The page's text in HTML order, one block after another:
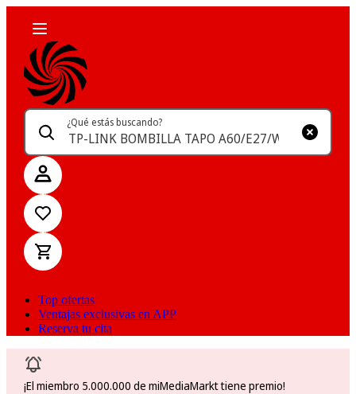
¿Qué estás buscando?
Top ofertas
Ventajas exclusivas en APP
Reserva tu cita
¡El miembro 5.000.000 de miMediaMarkt tiene premio!